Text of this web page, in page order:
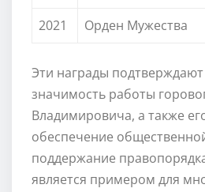
2021
Орден Мужества
Эти награды
значимость работы
Владимировича, а также
обеспечение
поддержание
является примером для